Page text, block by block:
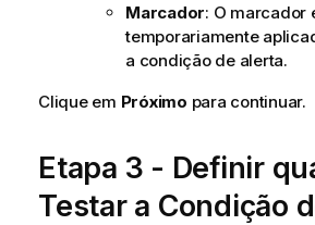
Marcador: O marcador
temporariamente
a condição de alerta.
Clique em Próximo para continuar.
Etapa 3 - Definir
Testar a Condição